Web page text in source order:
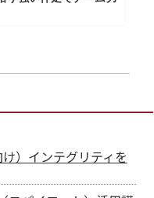
）インテグリティを